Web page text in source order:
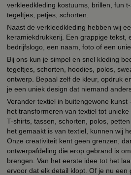
verkleedkleding kostuums, brillen, fun
tegeltjes, petjes, schorten.
Naast de verkleedkleding hebben wij
keramiekdrukkerij. Een grappige tekst,
bedrijfslogo, een naam, foto of een
Bij ons kun je simpel en snel kleding
tegeltjes, schorten, hoodies, polos,
ontwerp. Bepaal zelf de kleur, opdruk
je een uniek design dat niemand
Verander textiel in buitengewone kunst
het transformeren van textiel tot
T-shirts, tassen, schorten, polos,
het gemaakt is van textiel, kunnen wij
Onze creativiteit kent geen grenzen,
ontwerpafdeling die erop gebrand is
brengen. Van het eerste idee tot het
ervoor dat elk detail klopt. Of je nu een